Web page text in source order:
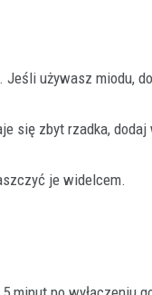
Jeśli używasz miodu,
się zbyt rzadka,
je widelcem.
nożna Rankingi sportowe
2026